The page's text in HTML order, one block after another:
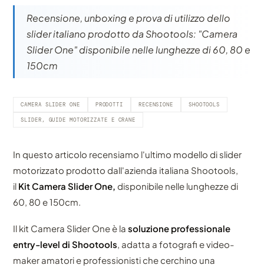
Recensione, unboxing e prova di utilizzo dello
slider italiano prodotto da Shootools: "Camera
Slider One" disponibile nelle lunghezze di 60, 80 e
150cm
CAMERA SLIDER ONE PRODOTTI RECENSIONE SHOOTOOLS
SLIDER, GUIDE MOTORIZZATE E CRANE
In questo articolo recensiamo l'ultimo modello di slider
motorizzato prodotto dall'azienda italiana Shootools,
il Kit Camera Slider One, disponibile nelle lunghezze di
60, 80 e 150cm.
Il kit Camera Slider One è lasoluzione professionale
entry-level di Shootools, adatta a fotografi e video-
maker amatori e professionisti che cerchino una